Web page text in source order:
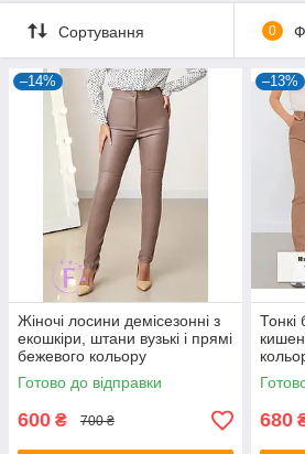
Сортування 0
–14%
Жіночі лосини демісезонні з
екошкіри, штани вузькі і прямі
бежевого кольору
Готово до відправки
600 ₴ 700 ₴
–13%
Тонкі
680